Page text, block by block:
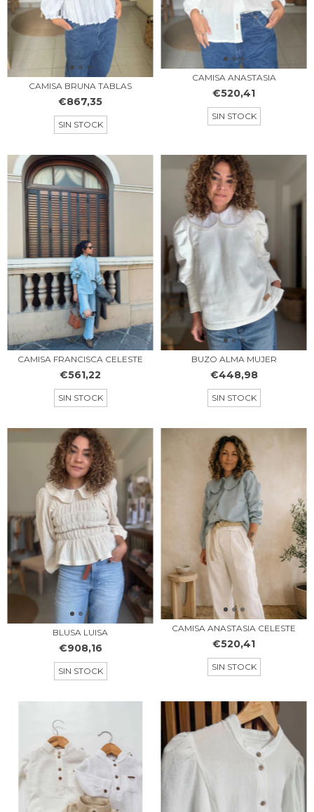
CAMISA BRUNA TABLAS
€867,35
SIN STOCK
CAMISA ANASTASIA
€520,41
SIN STOCK
CAMISA FRANCISCA CELESTE
€561,22
SIN STOCK
BUZO ALMA MUJER
€448,98
SIN STOCK
BLUSA LUISA
€908,16
SIN STOCK
CAMISA ANASTASIA CELESTE
€520,41
SIN STOCK